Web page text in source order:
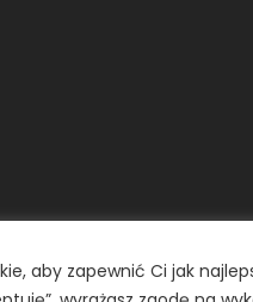
aby zapewnić Ci jak